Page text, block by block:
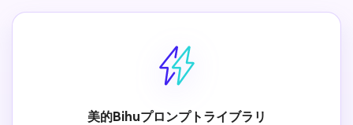
美的Bihuプロンプトライブラリ